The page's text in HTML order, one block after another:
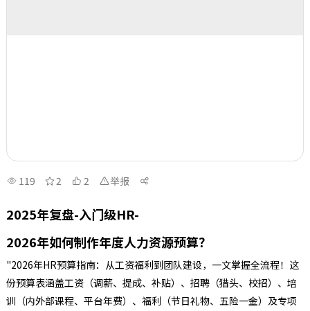
119 2 2 举报
2025年复盘-入门级HR-
2026年如何制作年度人力资源预算？
"2026年HR预算指南：从工资福利到团队建设，一文掌握全流程！这
份预算表涵盖工资（调薪、提成、补贴）、招聘（猎头、校招）、培
训（内外部课程、平台年费）、福利（节日礼物、五险一金）及专项